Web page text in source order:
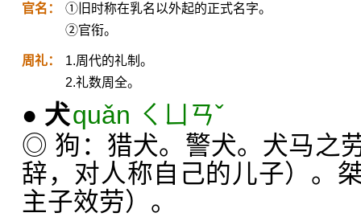
官名：
①旧时称在乳名以外起的正式名字。
②官衔。
周礼：
1.周代的礼制。
2.礼数周全。
● 犬quǎn ㄑㄩㄢˇ
◎ 狗：猎犬。警犬。犬马之
辞，对人称自己的儿子）。
主子效劳）。